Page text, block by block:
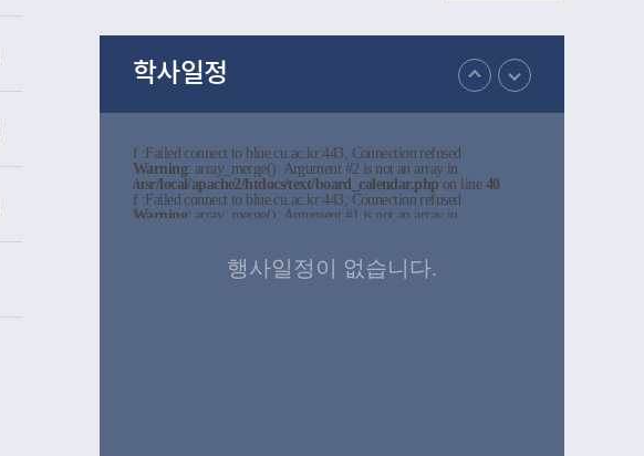
학사일정
f :Failed connect to blue.cu.ac.kr:443; Connection refused
Warning: array_merge(): Argument #2 is not an array in
/usr/local/apache2/htdocs/text/board_calendar.php on line 40
f :Failed connect to blue.cu.ac.kr:443; Connection refused
Warning: array_merge(): Argument #1 is not an array in
: array_merge(): Argument #1 is not an array in
/usr/local/apache2/htdocs/text/board_calendar.php
행사일정이 없습니다.